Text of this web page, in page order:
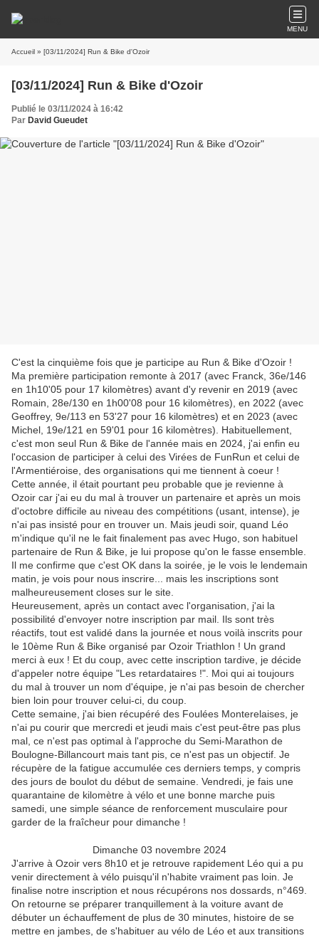
MENU
Accueil » [03/11/2024] Run & Bike d'Ozoir
[03/11/2024] Run & Bike d'Ozoir
Publié le 03/11/2024 à 16:42
Par David Gueudet
C'est la cinquième fois que je participe au Run & Bike d'Ozoir !
Ma première participation remonte à 2017 (avec Franck, 36e/146
en 1h10'05 pour 17 kilomètres) avant d'y revenir en 2019 (avec
Romain, 28e/130 en 1h00'08 pour 16 kilomètres), en 2022 (avec
Geoffrey, 9e/113 en 53'27 pour 16 kilomètres) et en 2023 (avec
Michel, 19e/121 en 59'01 pour 16 kilomètres). Habituellement,
c'est mon seul Run & Bike de l'année mais en 2024, j'ai enfin eu
l'occasion de participer à celui des Virées de FunRun et celui de
l'Armentiéroise, des organisations qui me tiennent à coeur !
Cette année, il était pourtant peu probable que je revienne à
Ozoir car j'ai eu du mal à trouver un partenaire et après un mois
d'octobre difficile au niveau des compétitions (usant, intense), je
n'ai pas insisté pour en trouver un. Mais jeudi soir, quand Léo
m'indique qu'il ne le fait finalement pas avec Hugo, son habituel
partenaire de Run & Bike, je lui propose qu'on le fasse ensemble.
Il me confirme que c'est OK dans la soirée, je le vois le lendemain
matin, je vois pour nous inscrire... mais les inscriptions sont
malheureusement closes sur le site.
Heureusement, après un contact avec l'organisation, j'ai la
possibilité d'envoyer notre inscription par mail. Ils sont très
réactifs, tout est validé dans la journée et nous voilà inscrits pour
le 10ème Run & Bike organisé par Ozoir Triathlon ! Un grand
merci à eux ! Et du coup, avec cette inscription tardive, je décide
d'appeler notre équipe "Les retardataires !". Moi qui ai toujours
du mal à trouver un nom d'équipe, je n'ai pas besoin de chercher
bien loin pour trouver celui-ci, du coup.
Cette semaine, j'ai bien récupéré des Foulées Monterelaises, je
n'ai pu courir que mercredi et jeudi mais c'est peut-être pas plus
mal, ce n'est pas optimal à l'approche du Semi-Marathon de
Boulogne-Billancourt mais tant pis, ce n'est pas un objectif. Je
récupère de la fatigue accumulée ces derniers temps, y compris
des jours de boulot du début de semaine. Vendredi, je fais une
quarantaine de kilomètre à vélo et une bonne marche puis
samedi, une simple séance de renforcement musculaire pour
garder de la fraîcheur pour dimanche !
Dimanche 03 novembre 2024
J'arrive à Ozoir vers 8h10 et je retrouve rapidement Léo qui a pu
venir directement à vélo puisqu'il n'habite vraiment pas loin. Je
finalise notre inscription et nous récupérons nos dossards, n°469.
On retourne se préparer tranquillement à la voiture avant de
débuter un échauffement de plus de 30 minutes, histoire de se
mettre en jambes, de s'habituer au vélo de Léo et aux transitions